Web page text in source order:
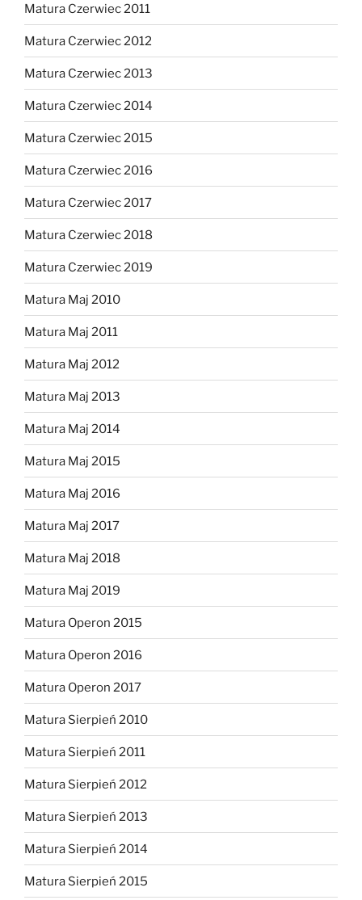
Matura Czerwiec 2011
Matura Czerwiec 2012
Matura Czerwiec 2013
Matura Czerwiec 2014
Matura Czerwiec 2015
Matura Czerwiec 2016
Matura Czerwiec 2017
Matura Czerwiec 2018
Matura Czerwiec 2019
Matura Maj 2010
Matura Maj 2011
Matura Maj 2012
Matura Maj 2013
Matura Maj 2014
Matura Maj 2015
Matura Maj 2016
Matura Maj 2017
Matura Maj 2018
Matura Maj 2019
Matura Operon 2015
Matura Operon 2016
Matura Operon 2017
Matura Sierpień 2010
Matura Sierpień 2011
Matura Sierpień 2012
Matura Sierpień 2013
Matura Sierpień 2014
Matura Sierpień 2015